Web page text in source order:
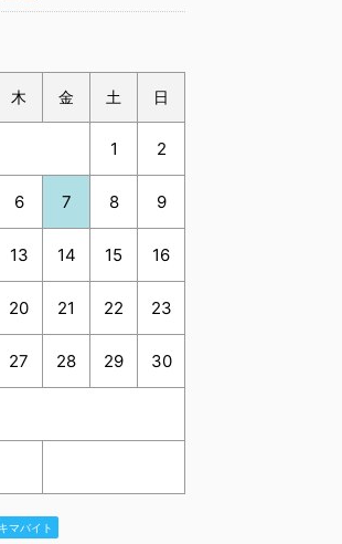
木 金 土 日
1 2
6 7 8 9
13 14 15 16
20 21 22 23
27 28 29 30
マバイト